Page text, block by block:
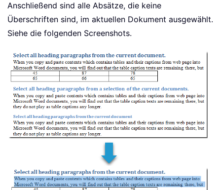
Anschließend sind alle Absätze, die keine
Überschriften sind, im aktuellen Dokument ausgewählt.
Siehe die folgenden Screenshots.